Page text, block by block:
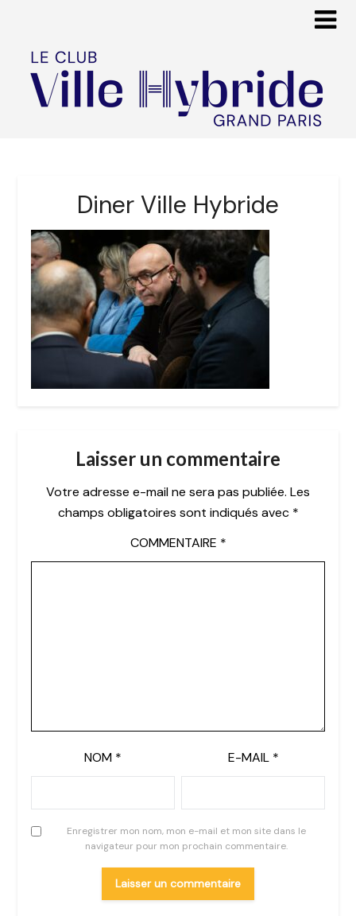
Diner Ville Hybride
Laisser un commentaire
Votre adresse e-mail ne sera pas publiée. Les
champs obligatoires sont indiqués avec *
COMMENTAIRE *
NOM * E-MAIL *
Enregistrer mon nom, mon e-mail et mon site dans le
navigateur pour mon prochain commentaire.